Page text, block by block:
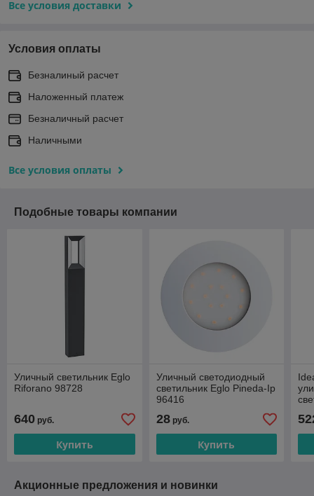
Все условия доставки
Условия оплаты
Безналиный расчет
Наложенный платеж
Безналичный расчет
Наличными
Все условия оплаты
Подобные товары компании
Уличный светильник Eglo
Riforano 98728
640 руб.
Купить
Уличный светодиодный
светильник Eglo Pineda-Ip
96416
28руб.
Купить
Акционные предложения и новинки